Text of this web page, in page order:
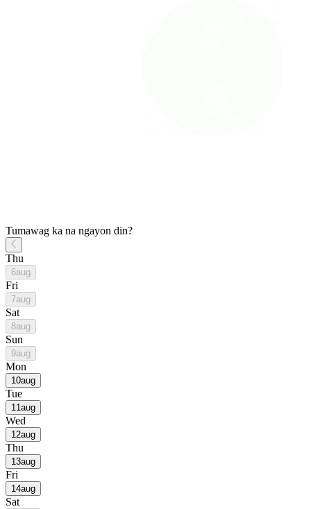
Tumawag ka na ngayon din?
Thu
6aug
Fri
7aug
Sat
8aug
Sun
9aug
Mon
10aug
Tue
11aug
Wed
12aug
Thu
13aug
Fri
14aug
Sat